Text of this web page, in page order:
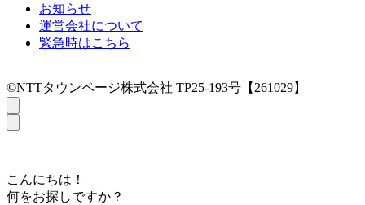
お知らせ
運営会社について
緊急時はこちら
©NTTタウンページ株式会社 TP25-193号【261029】
こんにちは！
何をお探しですか？